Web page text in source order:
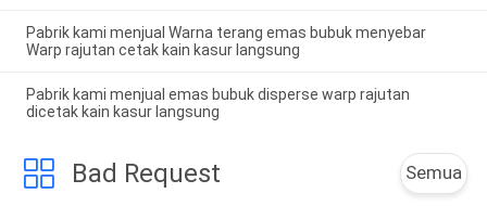
Pabrik kami menjual Warna terang emas bubuk menyebar
Warp rajutan cetak kain kasur langsung
Pabrik kami menjual emas bubuk disperse warp rajutan
dicetak kain kasur langsung
Bad Request Semua